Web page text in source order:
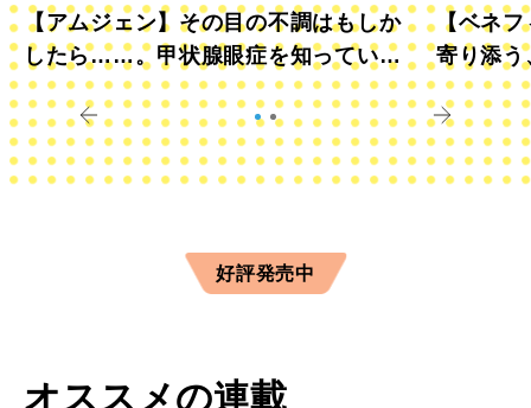
【アムジェン】その目の不調はもしか
したら……。甲状腺眼症を知っていま
すか？
【ベネフ
寄り添う
きに
好評発売中
オススメの連載